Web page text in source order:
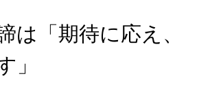
は「期待に応え、
」